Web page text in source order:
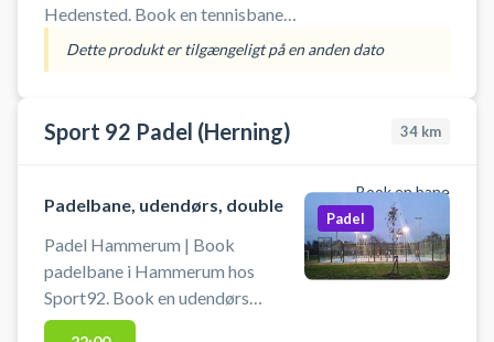
Hedensted. Book en tennisbane
og spil tennis i Løsning på en af de
to grusbaner beliggende i den lille
Dette produkt er tilgængeligt på en anden dato
Sport 92 Padel (Herning) 34 km
Book en bane
Padelbane, udendørs, double
Padel Hammerum | Book
padelbane i Hammerum hos
Sport92. Book en udendørs
padelbane og spil padel i
Padel